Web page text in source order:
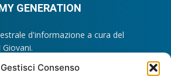
Gestisci Consenso
GENERATION
d'informazione a cura del
Lando Maria Sileoni